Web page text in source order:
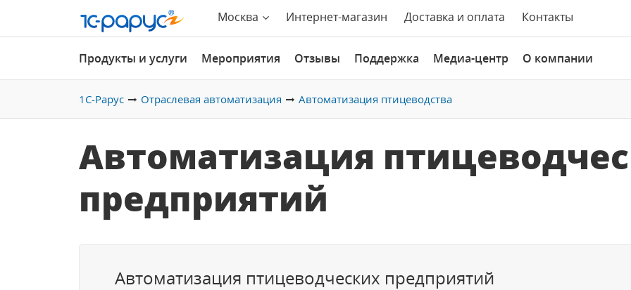
Москва Интернет-магазин Доставка и оплата Контакты
Продукты и услуги Мероприятия Отзывы Поддержка Медиа-центр О компании
1С-Рарус Отраслевая автоматизация Автоматизация птицеводства
Автоматизация
предприятий
Автоматизация птицеводческих предприятий